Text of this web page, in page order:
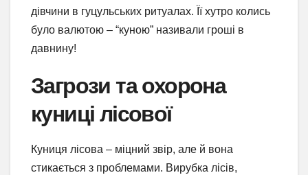
дівчини в гуцульських ритуалах. Її хутро колись
було валютою – “куною” називали гроші в
давнину!
Загрози та охорона
куниці лісової
Куниця лісова – міцний звір, але й вона
стикається з проблемами. Вирубка лісів,